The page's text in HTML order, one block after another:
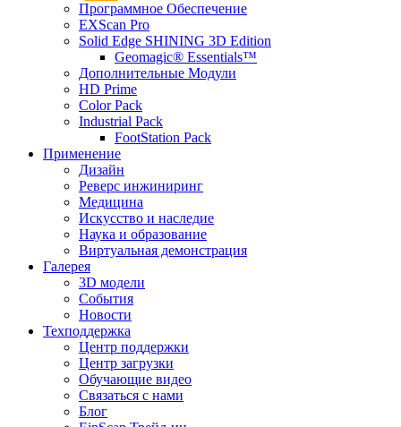
Программное Обеспечение
EXScan Pro
Solid Edge SHINING 3D Edition
Geomagic® Essentials™
Дополнительные Модули
HD Prime
Color Pack
Industrial Pack
FootStation Pack
Применение
Дизайн
Реверс инжиниринг
Медицина
Искусство и наследие
Наука и образование
Виртуальная демонстрация
Галерея
3D модели
События
Новости
Техподдержка
Центр поддержки
Центр загрузки
Обучающие видео
Связаться с нами
Блог